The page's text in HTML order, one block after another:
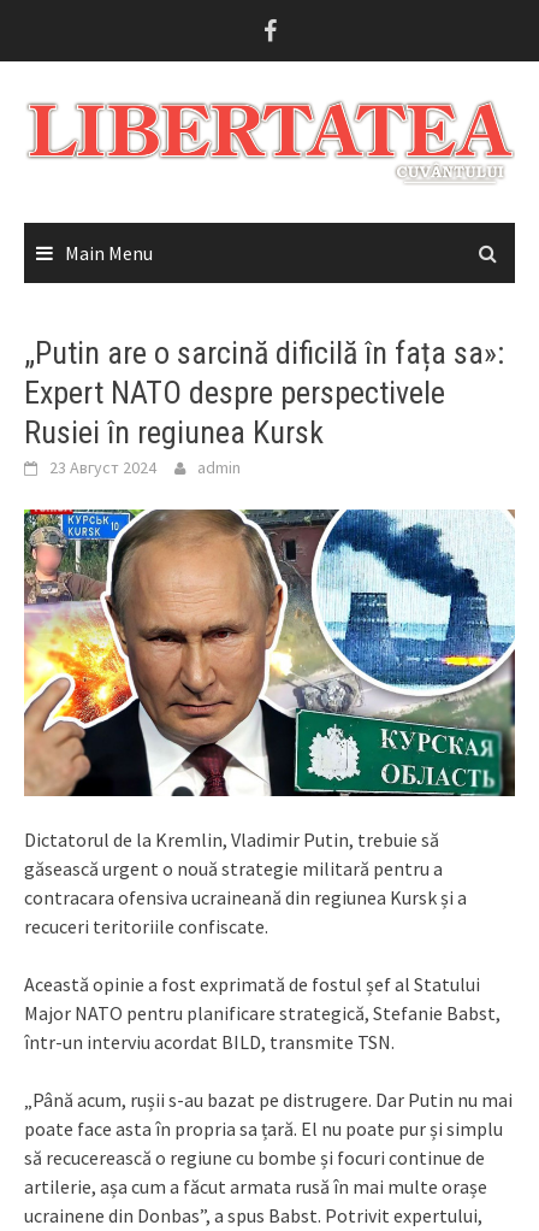
Main Menu
„Putin are o sarcină dificilă în fața sa»:
Expert NATO despre perspectivele
Rusiei în regiunea Kursk
23 Август 2024 admin
Dictatorul de la Kremlin, Vladimir Putin, trebuie să
găsească urgent o nouă strategie militară pentru a
contracara ofensiva ucraineană din regiunea Kursk și a
recuceri teritoriile confiscate.
Această opinie a fost exprimată de fostul șef al Statului
Major NATO pentru planificare strategică, Stefanie Babst,
într-un interviu acordat BILD, transmite TSN.
„Până acum, rușii s-au bazat pe distrugere. Dar Putin nu mai
poate face asta în propria sa țară. El nu poate pur și simplu
să recucerească o regiune cu bombe și focuri continue de
artilerie, așa cum a făcut armata rusă în mai multe orașe
ucrainene din Donbas”, a spus Babst. Potrivit expertului,